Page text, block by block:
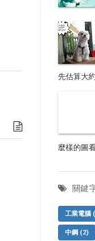
先估算大
麼樣的圖
關鍵
工業電腦
中鋼 (2)